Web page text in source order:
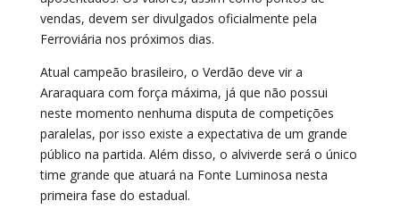
vendas, devem ser divulgados oficialmente pela
Ferroviária nos próximos dias.
Atual campeão brasileiro, o Verdão deve vir a
Araraquara com força máxima, já que não possui
neste momento nenhuma disputa de competições
paralelas, por isso existe a expectativa de um grande
público na partida. Além disso, o alviverde será o único
time grande que atuará na Fonte Luminosa nesta
primeira fase do estadual.